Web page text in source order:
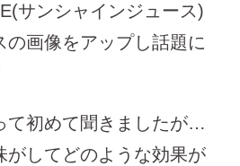
サンシャインジュース)
の画像をアップし話題に
て初めて聞きましたが…
がしてどのような効果が